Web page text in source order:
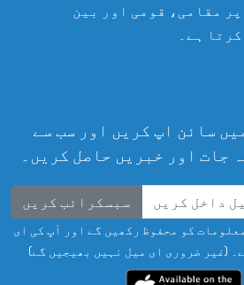
مقامی، قومی اور بین
ہے۔
سائن اپ کریں اور سب سے
جات اور خبریں حاصل کریں۔
سبسکرائب کریں
کو محفوظ رکھیں گے اور آپ کی ای
(غیر ضروری ای میل نہیں بھیجیں گے)